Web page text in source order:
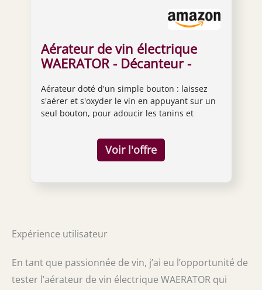
Aérateur de vin électrique
WAERATOR - Décanteur -
automatique avec une
pression sur un bouton noir
Aérateur doté d'un simple bouton : laissez
s'aérer et s'oxyder le vin en appuyant sur un
seul bouton, pour adoucir les tanins et
Indispensable pour les amateurs de
vin - Compatible avec les vins rouges, les vins
blancs et des vins jeunes ou vieillis, pour un
plus longtemps : cet accessoire est doté d'un
vins restent frais pendant que vous buvez.
Entretien facile et sans effort : faites couler
de l'eau dans l'aérateur avec une seule
Expérience utilisateur
En tant que passionnée de vin, j’ai eu l’opportunité de
tester l’aérateur de vin électrique WAERATOR qui